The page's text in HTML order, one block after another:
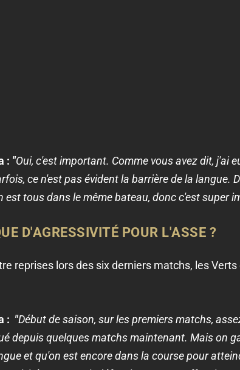
: "Oui, c'est important. Comme vous avez dit, j'ai
ce n'est pas évident la barrière de la langue.
est tous dans le même bateau, donc c'est super
D'AGRESSIVITÉ POUR L'ASSE ?
reprises lors des six derniers matchs, les
: "Début de saison, sur les premiers matchs,
depuis quelques matchs maintenant. Mais on
et qu'on est encore dans la course pour